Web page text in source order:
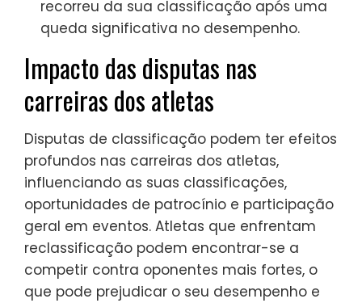
recorreu da sua classificação após uma
queda significativa no desempenho.
Impacto das disputas nas
carreiras dos atletas
Disputas de classificação podem ter efeitos
profundos nas carreiras dos atletas,
influenciando as suas classificações,
oportunidades de patrocínio e participação
geral em eventos. Atletas que enfrentam
reclassificação podem encontrar-se a
competir contra oponentes mais fortes, o
que pode prejudicar o seu desempenho e